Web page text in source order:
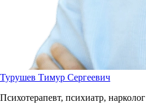
Турушев Тимур Сергеевич
Психотерапевт, психиатр, нарколог